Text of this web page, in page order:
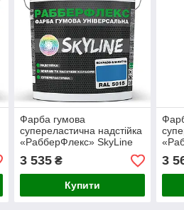
Фарба гумова
супереластична надстійка
«РабберФлекс» SkyLine
Яскраво-блакитний RAL
5015 18 кг
3 535₴
Купити
3